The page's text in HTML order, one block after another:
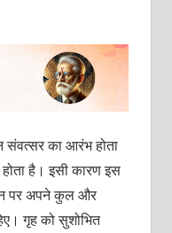
संवत्सर का आरंभ होता
है। इसी कारण इस
पर अपने कुल और
गृह को सुशोभित